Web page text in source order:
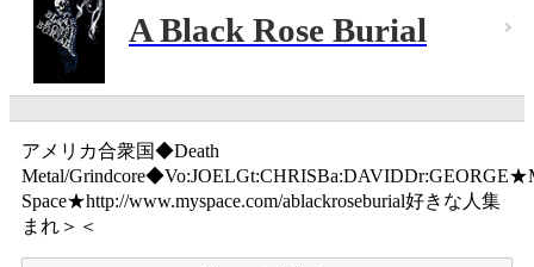
A Black Rose Burial
アメリカ合衆国◆Death
Metal/
Space★http://www.myspace.com/ablackroseburial好きな人集
まれ＞＜